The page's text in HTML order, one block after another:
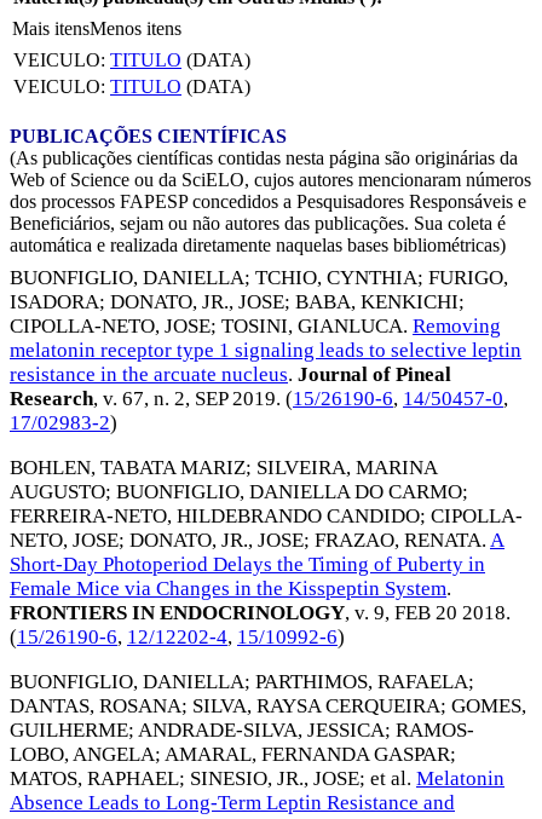
Mais itensMenos itens
VEICULO: TITULO (DATA)
VEICULO: TITULO (DATA)
PUBLICAÇÕES CIENTÍFICAS
(As publicações científicas contidas nesta página são originárias da
Web of Science ou da SciELO, cujos autores mencionaram números
dos processos FAPESP concedidos a Pesquisadores Responsáveis e
Beneficiários, sejam ou não autores das publicações. Sua coleta é
automática e realizada diretamente naquelas bases bibliométricas)
BUONFIGLIO, DANIELLA; TCHIO, CYNTHIA; FURIGO,
ISADORA; DONATO, JR., JOSE; BABA, KENKICHI;
CIPOLLA-NETO, JOSE; TOSINI, GIANLUCA. Removing
melatonin receptor type 1 signaling leads to selective leptin
resistance in the arcuate nucleus. Journal of Pineal
Research, v. 67, n. 2, SEP 2019. (15/26190-6, 14/50457-0,
17/02983-2)
BOHLEN, TABATA MARIZ; SILVEIRA, MARINA
AUGUSTO; BUONFIGLIO, DANIELLA DO CARMO;
FERREIRA-NETO, HILDEBRANDO CANDIDO; CIPOLLA-
NETO, JOSE; DONATO, JR., JOSE; FRAZAO, RENATA. A
Short-Day Photoperiod Delays the Timing of Puberty in
Female Mice via Changes in the Kisspeptin System.
FRONTIERS IN ENDOCRINOLOGY, v. 9, FEB 20 2018.
(15/26190-6, 12/12202-4, 15/10992-6)
BUONFIGLIO, DANIELLA; PARTHIMOS, RAFAELA;
DANTAS, ROSANA; SILVA, RAYSA CERQUEIRA; GOMES,
GUILHERME; ANDRADE-SILVA, JESSICA; RAMOS-
LOBO, ANGELA; AMARAL, FERNANDA GASPAR;
MATOS, RAPHAEL; SINESIO, JR., JOSE; et al. Melatonin
Absence Leads to Long-Term Leptin Resistance and